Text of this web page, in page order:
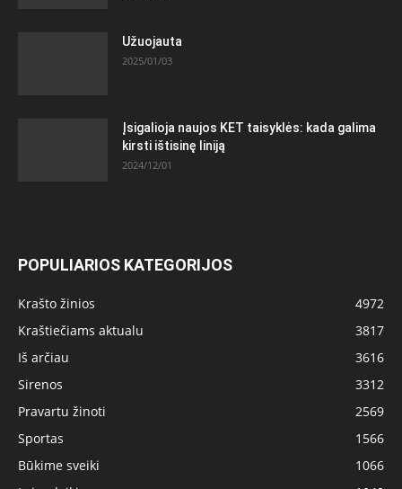
Užuojauta
2025/01/03
Įsigalioja naujos KET taisyklės: kada galima
kirsti ištisinę liniją
2024/12/01
POPULIARIOS KATEGORIJOS
Krašto žinios
4972
Kraštiečiams aktualu
3817
Iš arčiau
3616
Sirenos
3312
Pravartu žinoti
2569
Sportas
1566
Būkime sveiki
1066